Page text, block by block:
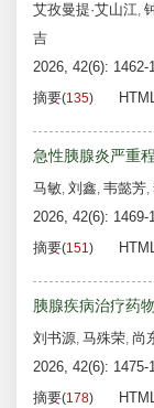
艾孜曼提·艾山江,
吉
2026, 42(6): 1462-
摘要(135)
急性胰腺炎严重
马敏, 刘鑫, 韦懿芳,
2026, 42(6): 1469-
摘要(151)
胰腺疾病治疗药
刘书源, 马殊荣, 尚
2026, 42(6): 1475-
摘要(178)